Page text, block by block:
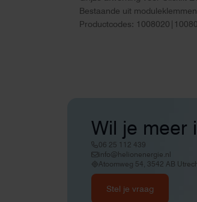
Bestaande uit
Productcodes:
Wil je meer
06 25 112 439
info@helionenergie.nl
Atoomweg 54, 3542 AB
Stel je vraag